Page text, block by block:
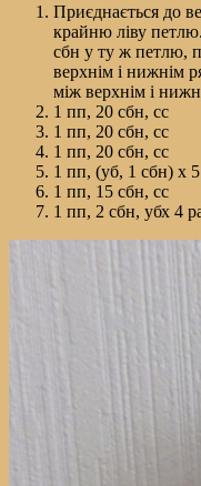
Приєднається до
крайню ліву
сбн у ту ж петлю,
верхнім і нижнім
між верхнім і
1 пп, 20 сбн, сс
1 пп, 20 сбн, сс
1 пп, 20 сбн, сс
1 пп, (уб, 1 сбн) х
1 пп, 15 сбн, сс
1 пп, 2 сбн, убх 4